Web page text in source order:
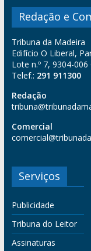
Redação e
Tribuna da Madeira
Edifício O Liberal,
Lote n.º 7, 9304-
Telef.: 291 911300
Redação
Comercial
Serviços
Publicidade
Tribuna do Leitor
Assinaturas